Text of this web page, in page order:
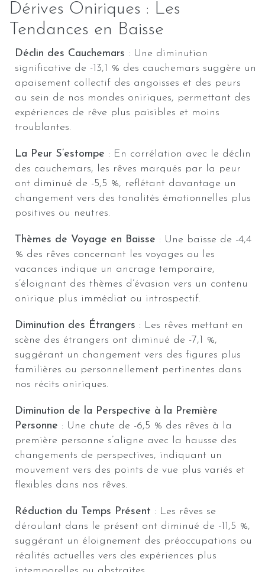
Dérives Oniriques : Les
Tendances en Baisse
Déclin des Cauchemars : Une diminution
significative de -13,1 % des cauchemars suggère un
apaisement collectif des angoisses et des peurs
au sein de nos mondes oniriques, permettant des
expériences de rêve plus paisibles et moins
troublantes.
La Peur S’estompe : En corrélation avec le déclin
des cauchemars, les rêves marqués par la peur
ont diminué de -5,5 %, reflétant davantage un
changement vers des tonalités émotionnelles plus
positives ou neutres.
Thèmes de Voyage en Baisse : Une baisse de -4,4
% des rêves concernant les voyages ou les
vacances indique un ancrage temporaire,
s’éloignant des thèmes d’évasion vers un contenu
onirique plus immédiat ou introspectif.
Diminution des Étrangers : Les rêves mettant en
scène des étrangers ont diminué de -7,1 %,
suggérant un changement vers des figures plus
familières ou personnellement pertinentes dans
nos récits oniriques.
Diminution de la Perspective à la Première
Personne : Une chute de -6,5 % des rêves à la
première personne s’aligne avec la hausse des
changements de perspectives, indiquant un
mouvement vers des points de vue plus variés et
flexibles dans nos rêves.
Réduction du Temps Présent : Les rêves se
déroulant dans le présent ont diminué de -11,5 %,
suggérant un éloignement des préoccupations ou
réalités actuelles vers des expériences plus